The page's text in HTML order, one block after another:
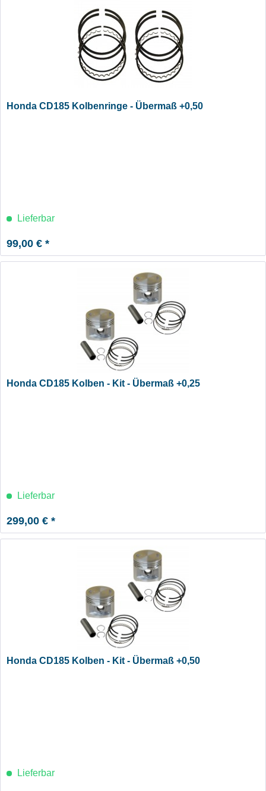
Honda CD185 Kolbenringe - Übermaß +0,50
Lieferbar
99,00 € *
Honda CD185 Kolben - Kit - Übermaß +0,25
Lieferbar
299,00 € *
Honda CD185 Kolben - Kit - Übermaß +0,50
Lieferbar